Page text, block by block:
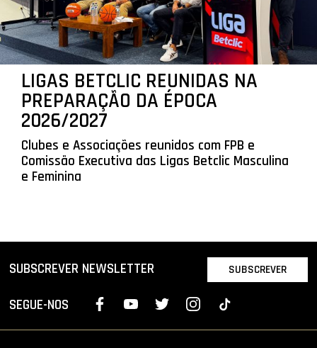
LIGAS BETCLIC REUNIDAS NA
PREPARAÇÃO DA ÉPOCA
2026/2027
Clubes e Associações reunidos com FPB e
Comissão Executiva das Ligas Betclic Masculina
e Feminina
SUBSCREVER NEWSLETTER SUBSCREVER
SEGUE-NOS